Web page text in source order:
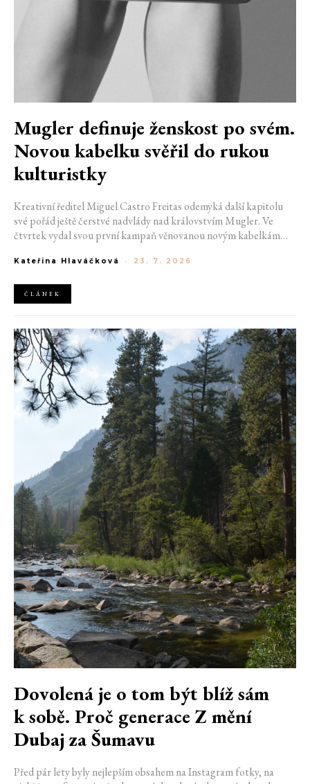
Mugler definuje ženskost po svém.
Novou kabelku svěřil do rukou
kulturistky
Kreativní ředitel Miguel Castro Freitas odemyká další kapitolu
své pořád ještě čerstvé nadvlády nad královstvím Mugler. Ve
čtvrtek vydal svou první kampaň věnovanou novým kabelkám
do módního domu dorazil. Umně mísí výrazy minulosti a dávných
Kateřina Hlaváčková - 23. 7. 2026
ČLÁNEK
Dovolená je o tom být blíž sám
k sobě. Proč generace Z mění
Dubaj za Šumavu
Před pár lety byly nejlepším obsahem na Instagram fotky, na